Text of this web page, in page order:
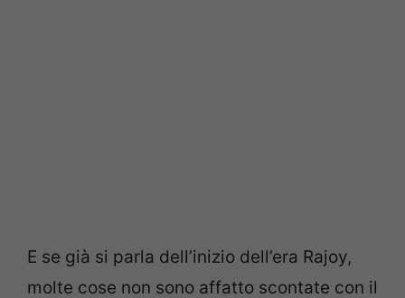
E se già si parla dell’inizio dell’era Rajoy,
molte cose non sono affatto scontate con il